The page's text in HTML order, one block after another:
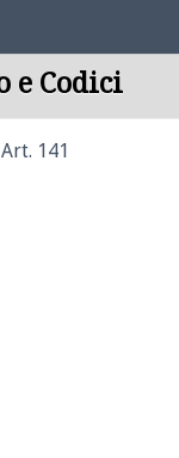
e Codici
Art. 141